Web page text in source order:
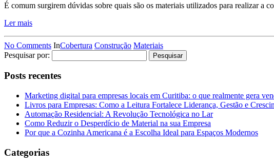
É comum surgirem dúvidas sobre quais são os materiais utilizados para realizar a
Ler mais
No Comments InCobertura Construção Materiais
Pesquisar por:
Posts recentes
Marketing digital para empresas locais em Curitiba: o que realmente gera
Livros para Empresas: Como a Leitura Fortalece Liderança, Gestão e
Automação Residencial: A Revolução Tecnológica no Lar
Como Reduzir o Desperdício de Material na sua Empresa
Por que a Cozinha Americana é a Escolha Ideal para Espaços Modernos
Categorias